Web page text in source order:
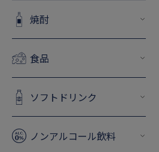
焼酎
食品
ソフトドリンク
ノンアルコール飲料